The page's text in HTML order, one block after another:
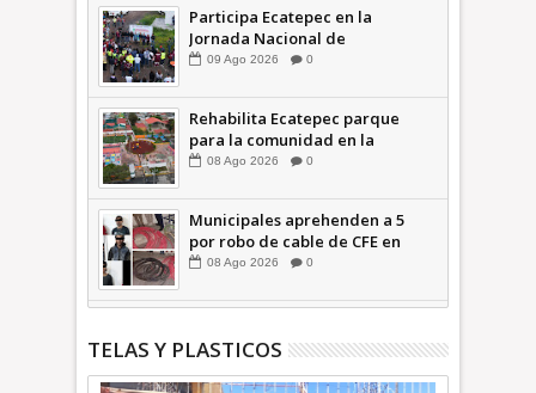
Participa Ecatepec en la
Jornada Nacional de
Reforestación; plantan 3 mil
09 Ago 2026 0
Rehabilita Ecatepec parque
para la comunidad en la
Petroquímica 1 +Video |
08 Ago 2026 0
Municipales aprehenden a 5
por robo de cable de CFE en
Jardines de Casa Nueva +Video
08 Ago 2026 0
TELAS Y PLASTICOS